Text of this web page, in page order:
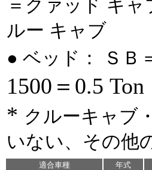
＝クァッド キ
ルー キャブ
● ベッド： ＳＢ
1500＝0.5
* クルーキャブ
いない、その他
適合車種 年式